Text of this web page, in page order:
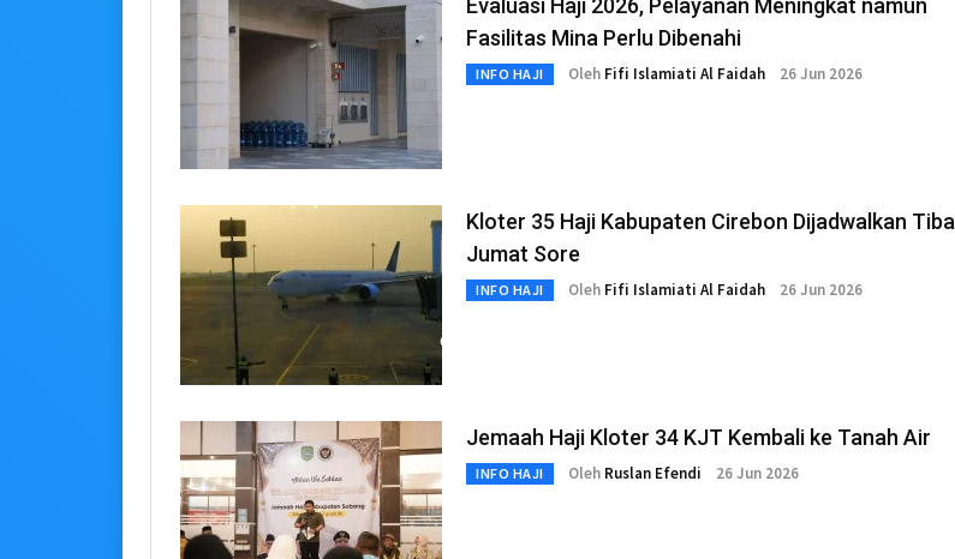
Evaluasi Haji 2026, Pelayanan Meningkat namun
Fasilitas Mina Perlu Dibenahi
INFO HAJI Oleh Fifi Islamiati Al Faidah 26 Jun 2026
Kloter 35 Haji Kabupaten Cirebon Dijadwalkan Tiba
Jumat Sore
INFO HAJI Oleh Fifi Islamiati Al Faidah 26 Jun 2026
Jemaah Haji Kloter 34 KJT Kembali ke Tanah Air
INFO HAJI Oleh Ruslan Efendi 26 Jun 2026